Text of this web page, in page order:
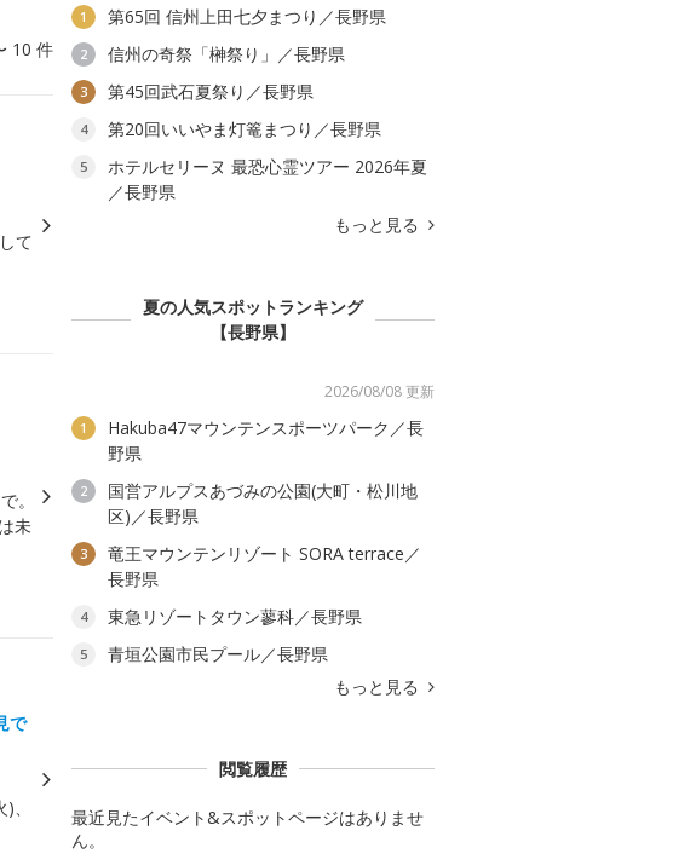
10 件
て
。
未
で
1 第65回 信州上田七夕まつり／長野県
2 信州の奇祭「榊祭り」／長野県
3 第45回武石夏祭り／長野県
4 第20回いいやま灯篭まつり／長野県
5
ホテルセリーヌ 最恐心霊ツアー 2026年夏
／長野県
もっと見る
夏の人気スポットランキング
【長野県】
2026/08/08 更新
1
Hakuba47マウンテンスポーツパーク／長
野県
2
国営アルプスあづみの公園(大町・松川地
区)／長野県
3
竜王マウンテンリゾート SORA terrace／
長野県
4 東急リゾートタウン蓼科／長野県
5
青垣公園市民プール／長野県
もっと見る
閲覧履歴
最近見たイベント&スポットページはありませ
ん。